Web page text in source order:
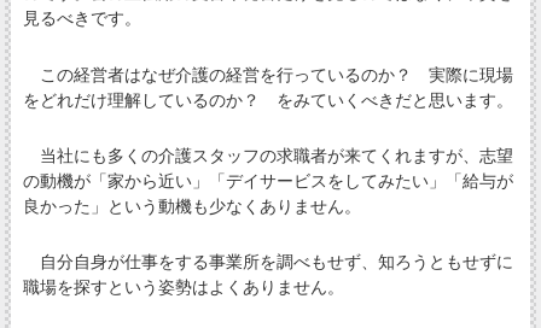
見るべきです。
この経営者はなぜ介護の経営を行っているのか？ 実際に現場
をどれだけ理解しているのか？ をみていくべきだと思います。
当社にも多くの介護スタッフの求職者が来てくれますが、志望
の動機が「家から近い」「デイサービスをしてみたい」「給与が
良かった」という動機も少なくありません。
自分自身が仕事をする事業所を調べもせず、知ろうともせずに
職場を探すという姿勢はよくありません。